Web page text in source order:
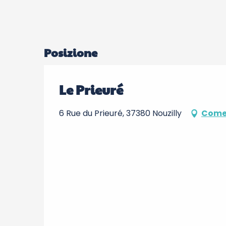
Posizione
Le Prieuré
6 Rue du Prieuré, 37380 Nouzilly